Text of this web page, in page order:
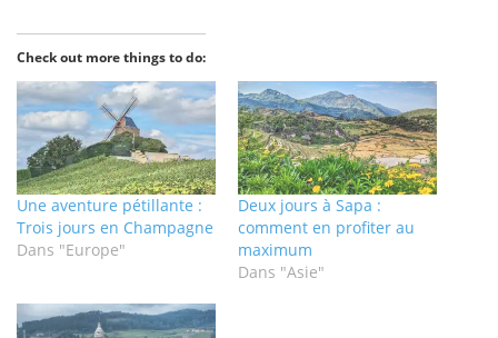
Check out more things to do:
Une aventure pétillante :
Trois jours en Champagne
Dans "Europe"
Deux jours à Sapa :
comment en profiter au
maximum
Dans "Asie"